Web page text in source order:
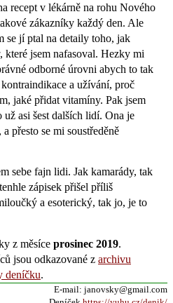
recept v lékárně na rohu Nového
zákazníky každý den. Ale
se jí ptal na detaily toho, jak
které jsem nafasoval. Hezky mi
odborné úrovni abych to tak
a užívání, proč
jaké přidat vitamíny. Pak jsem
už asi šest dalších lidí. Ona je
přesto se mi soustředěně
sebe fajn lidi. Jak kamarády, tak
zápisek přišel příliš
a esoterický, tak jo, je to
z měsíce prosinec 2019.
jsou odkazované z archivu
deníčku.
E-mail: janovsky@gmail.com